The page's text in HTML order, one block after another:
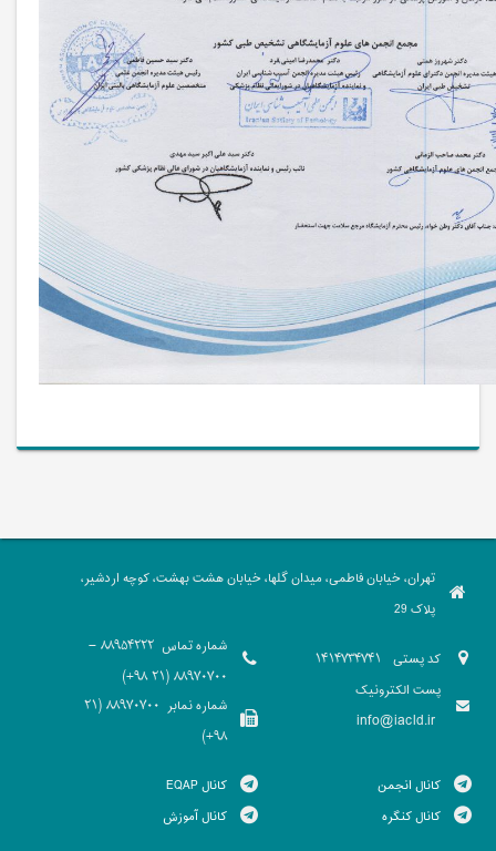
تهران، خیابان فاطمی، میدان گلها، خیابان هشت بهشت، کوچه اردشیر،
پلاک 29
کد پستی
پست الکترونیک
info@iacld.ir
شماره تماس
88954222 -
88970700 (21 98+)
شماره نمابر
88970700 (21
98+)
کانال انجمن
کانال کنگره
کانال EQAP
کانال آموزش